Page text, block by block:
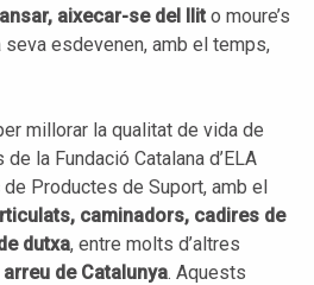
aixecar-se del llit o moure’s
esdevenen, amb el temps,
millorar la qualitat de vida de
la Fundació Catalana d’ELA
Productes de Suport, amb el
caminadors, cadires de
dutxa, entre molts d’altres
de Catalunya. Aquests